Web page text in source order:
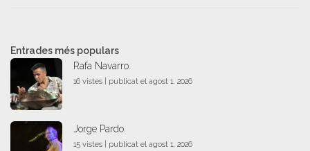
Entrades més populars
Rafa Navarro.
16 vistes | publicat el agost 1, 2026
Jorge Pardo.
15 vistes | publicat el agost 1, 2026